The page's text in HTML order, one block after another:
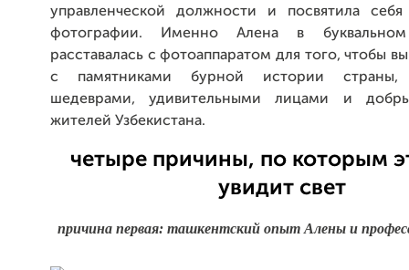
управленческой должности и посвятила
фотографии. Именно Алена в
расставалась с фотоаппаратом для того, чтобы
с памятниками бурной истории страны,
шедеврами, удивительными лицами и
жителей Узбекистана.
четыре причины, по которым
увидит свет
причина первая: ташкентский опыт Алены и